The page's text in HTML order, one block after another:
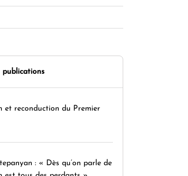
publications
et reconduction du Premier
: « Dès qu’on parle de